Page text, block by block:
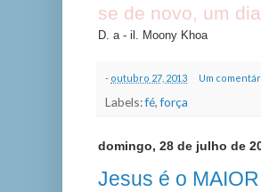
se de novo, um
D. a - il. Moony Khoa
- outubro 27, 2013 Um
Labels:fé,força
domingo, 28 de julho de
Jesus é o